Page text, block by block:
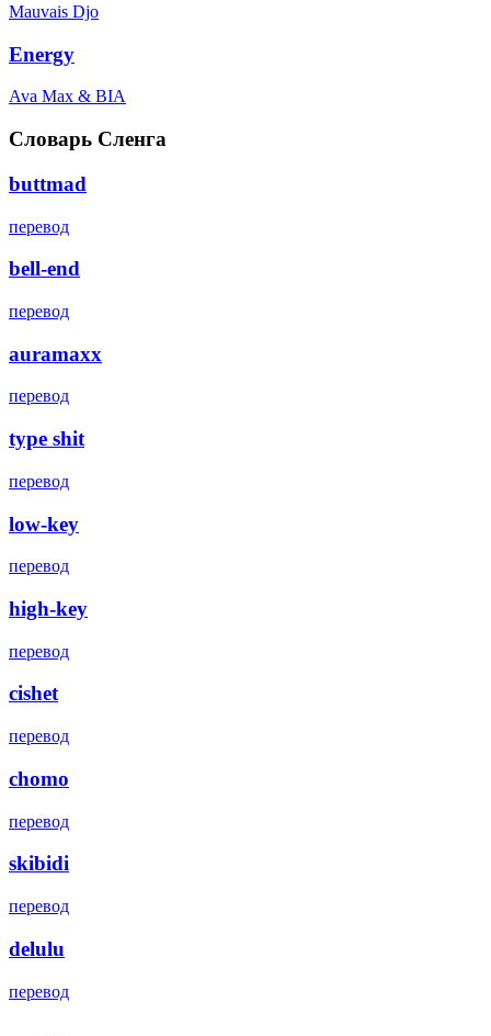
Mauvais Djo
Energy
Ava Max & BIA
Словарь Сленга
buttmad
перевод
bell-end
перевод
auramaxx
перевод
type shit
перевод
low-key
перевод
high-key
перевод
cishet
перевод
chomo
перевод
skibidi
перевод
delulu
перевод